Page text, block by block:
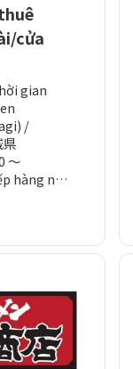
cửa
gian
/
～
đương N3)